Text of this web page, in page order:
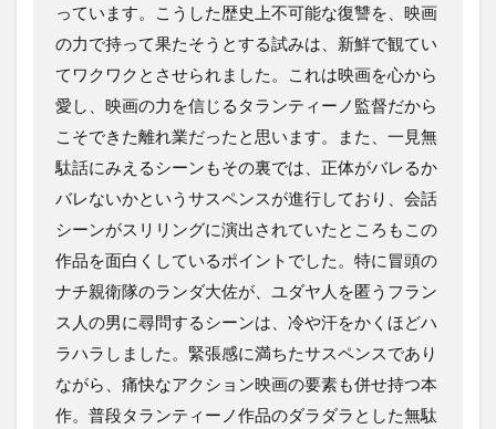
っています。こうした歴史上不可能な復讐を、映画
の力で持って果たそうとする試みは、新鮮で観てい
てワクワクとさせられました。これは映画を心から
愛し、映画の力を信じるタランティーノ監督だから
こそできた離れ業だったと思います。また、一見無
駄話にみえるシーンもその裏では、正体がバレるか
バレないかというサスペンスが進行しており、会話
シーンがスリリングに演出されていたところもこの
作品を面白くしているポイントでした。特に冒頭の
ナチ親衛隊のランダ大佐が、ユダヤ人を匿うフラン
ス人の男に尋問するシーンは、冷や汗をかくほどハ
ラハラしました。緊張感に満ちたサスペンスであり
ながら、痛快なアクション映画の要素も併せ持つ本
作。普段タランティーノ作品のダラダラとした無駄